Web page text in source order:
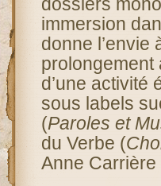
immersion
donne l’envie
prolongement
d’une activité
sous labels
(Paroles et
du Verbe (
Anne